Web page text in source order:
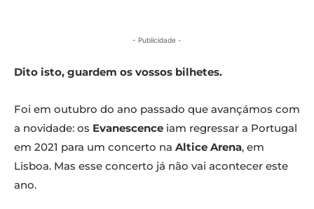
- Publicidade -
Dito isto, guardem os vossos bilhetes.
Foi em outubro do ano passado que avançámos com
a novidade: os Evanescence iam regressar a Portugal
em 2021 para um concerto na Altice Arena, em
Lisboa. Mas esse concerto já não vai acontecer este
ano.